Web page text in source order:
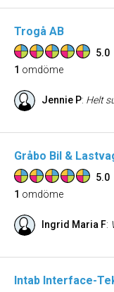
Trogå AB
5.0
1 omdöme
Jennie P: Helt suveräna!
Gråbo Bil &
5.0
1 omdöme
Ingrid Maria F: Vi
Intab Interface-